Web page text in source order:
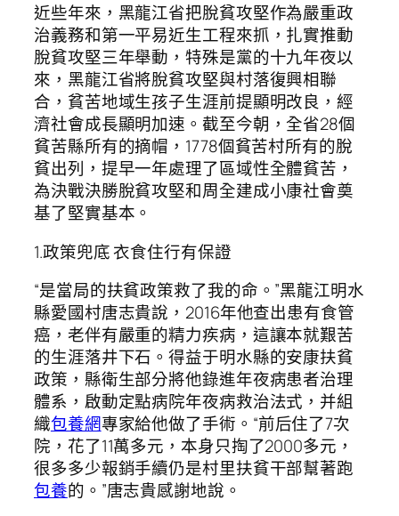
近些年來，黑龍江省把脫貧攻堅作為嚴重政
治義務和第一平易近生工程來抓，扎實推動
脫貧攻堅三年舉動，特殊是黨的十九年夜以
來，黑龍江省將脫貧攻堅與村落復興相聯
合，貧苦地域生孩子生涯前提顯明改良，經
濟社會成長顯明加速。截至今朝，全省28個
貧苦縣所有的摘帽，1778個貧苦村所有的脫
貧出列，提早一年處理了區域性全體貧苦，
為決戰決勝脫貧攻堅和周全建成小康社會奠
基了堅實基本。
1.政策兜底 衣食住行有保證
“是當局的扶貧政策救了我的命。”黑龍江明水
縣愛國村唐志貴說，2016年他查出患有食管
癌，老伴有嚴重的精力疾病，這讓本就艱苦
的生涯落井下石。得益于明水縣的安康扶貧
政策，縣衛生部分將他錄進年夜病患者治理
體系，啟動定點病院年夜病救治法式，并組
織包養網專家給他做了手術。“前后住了7次
院，花了11萬多元，本身只掏了2000多元，
很多多少報銷手續仍是村里扶貧干部幫著跑
包養的。”唐志貴感謝地說。